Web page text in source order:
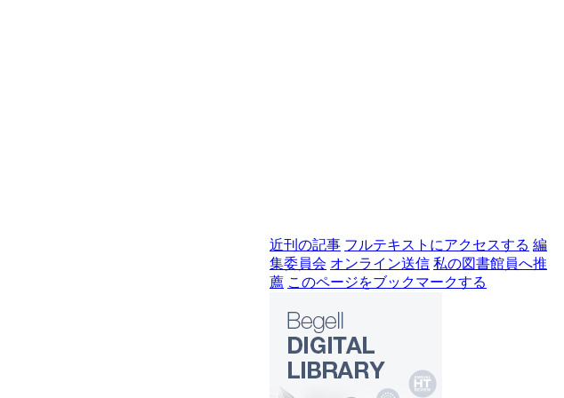
近刊の記事 フルテキストにアクセスする 編
集委員会 オンライン送信 私の図書館員へ推
薦 このページをブックマークする